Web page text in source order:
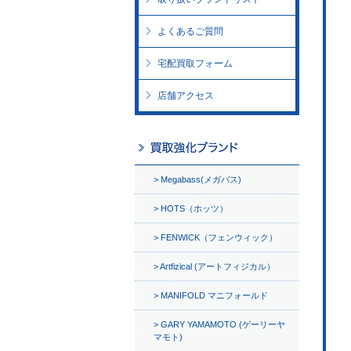
よくあるご質問
宅配買取フォーム
店舗アクセス
Megabass(メガバス)
HOTS（ホッツ）
FENWICK（フェンウィック）
Artfizical (アートフィジカル）
MANIFOLD マニフォールド
GARY YAMAMOTO (ゲーリーヤ
マモト)